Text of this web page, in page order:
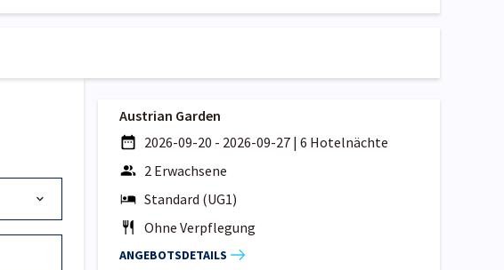
Austrian Garden
2026-09-20 - 2026-09-27 | 6 Hotelnächte
2 Erwachsene
Standard (UG1)
Ohne Verpflegung
ANGEBOTSDETAILS